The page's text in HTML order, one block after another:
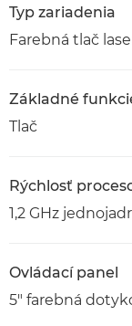
Typ zariadenia
Farebná tlač
Základné
Tlač
Rýchlosť
1,2 GHz
Ovládací panel
5" farebná